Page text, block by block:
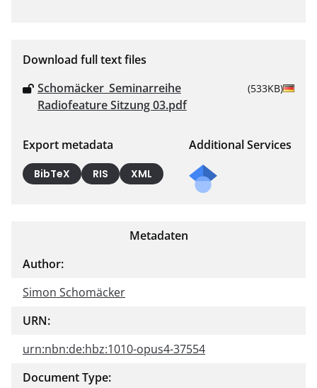
Download full text files
Schomäcker_Seminarreihe
Radiofeature Sitzung 03.pdf
(533KB)
Export metadata
BibTeX RIS XML
Additional Services
Metadaten
Author:
Simon Schomäcker
URN:
urn:nbn:de:hbz:1010-opus4-37554
Document Type: